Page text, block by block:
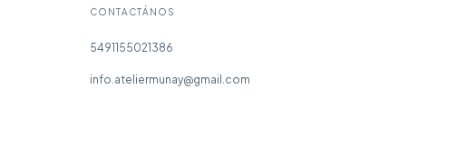
CONTACTÁNOS
5491155021386
info.ateliermunay@gmail.com